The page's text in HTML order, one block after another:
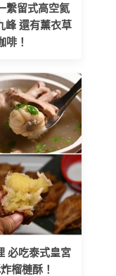
繫留式高空氦
峰 還有薰衣草
啡！
必吃泰式皇宮
榴槤酥！